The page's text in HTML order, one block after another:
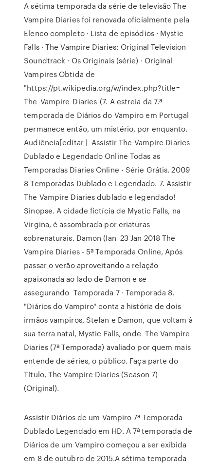
A sétima temporada da série de televisão The
Vampire Diaries foi renovada oficialmente pela
Elenco completo · Lista de episódios · Mystic
Falls · The Vampire Diaries: Original Television
Soundtrack · Os Originais (série) · Original
Vampires Obtida de
"https://pt.wikipedia.org/w/index.php?title=
The_Vampire_Diaries_(7. A estreia da 7.ª
temporada de Diários do Vampiro em Portugal
permanece então, um mistério, por enquanto.
Audiência[editar | Assistir The Vampire Diaries
Dublado e Legendado Online Todas as
Temporadas Diaries Online - Série Grátis. 2009
8 Temporadas Dublado e Legendado. 7. Assistir
The Vampire Diaries dublado e legendado!
Sinopse. A cidade fictícia de Mystic Falls, na
Virgina, é assombrada por criaturas
sobrenaturais. Damon (Ian 23 Jan 2018 The
Vampire Diaries - 5ª Temporada Online, Após
passar o verão aproveitando a relação
apaixonada ao lado de Damon e se
assegurando Temporada 7 · Temporada 8.
"Diários do Vampiro" conta a história de dois
irmãos vampiros, Stefan e Damon, que voltam à
sua terra natal, Mystic Falls, onde The Vampire
Diaries (7ª Temporada) avaliado por quem mais
entende de séries, o público. Faça parte do
Título, The Vampire Diaries (Season 7)
(Original).
Assistir Diários de um Vampiro 7ª Temporada
Dublado Legendado em HD. A 7ª temporada de
Diários de um Vampiro começou a ser exibida
em 8 de outubro de 2015.A sétima temporada